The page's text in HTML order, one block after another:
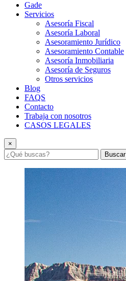
Gade
Servicios
Asesoría Fiscal
Asesoría Laboral
Asesoramiento Jurídico
Asesoramiento Contable
Asesoría Inmobiliaria
Asesoría de Seguros
Otros servicios
Blog
FAQS
Contacto
Trabaja con nosotros
CASOS LEGALES
×
Buscar